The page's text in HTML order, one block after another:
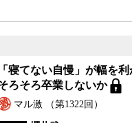
「寝てない自慢」が幅を
ろそろ卒業しないか
マル激 （第1322回）